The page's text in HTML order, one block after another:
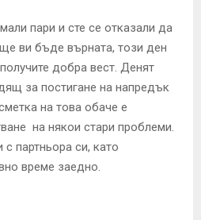
пари и сте се отказали да
ви бъде върната, този ден
добра вест. Денят
за постигане на напредък
на това обаче е
на някои стари проблеми.
партньора си, като
време заедно.